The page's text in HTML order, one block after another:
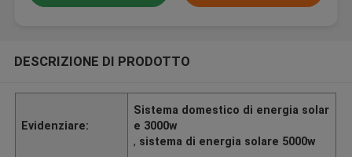
DESCRIZIONE DI PRODOTTO
Evidenziare:
Sistema domestico di energia solar
e 3000w
, sistema di energia solare 5000w